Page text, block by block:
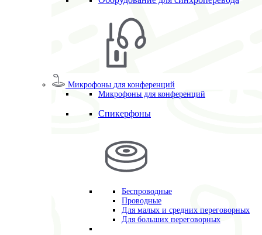
Микрофоны для конференций
Микрофоны для конференций
Спикерфоны
Беспроводные
Проводные
Для малых и средних переговорных
Для больших переговорных